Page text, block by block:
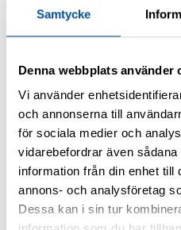
Samtycke
Denna webbplats använder
Vi använder
och annonserna till
för sociala medier och
vidarebefordrar även
information från din enhet till
annons- och analysföretag
Dessa kan i sin tur
Gradering av
dagpenning
Den
betyder att